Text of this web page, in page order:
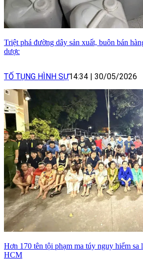
Triệt phá đường dây sản xuất, buôn bán
dược
TỐ TỤNG HÌNH SỰ14:34 30/05/2026
Hơn 170 tên tội phạm ma túy nguy hiểm sa
HCM